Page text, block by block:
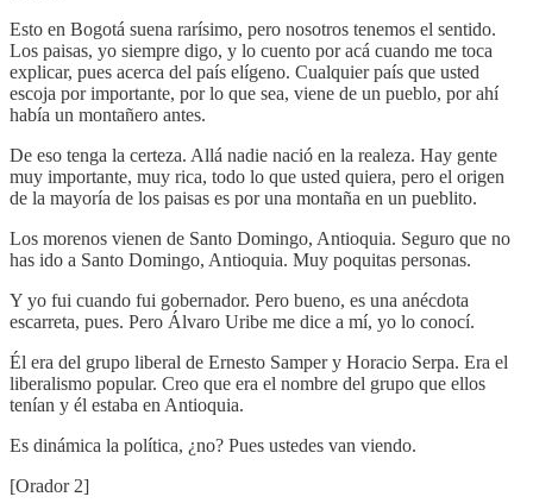
Esto en Bogotá suena rarísimo, pero nosotros tenemos el sentido.
Los paisas, yo siempre digo, y lo cuento por acá cuando me toca
explicar, pues acerca del país elígeno. Cualquier país que usted
escoja por importante, por lo que sea, viene de un pueblo, por ahí
había un montañero antes.
De eso tenga la certeza. Allá nadie nació en la realeza. Hay gente
muy importante, muy rica, todo lo que usted quiera, pero el origen
de la mayoría de los paisas es por una montaña en un pueblito.
Los morenos vienen de Santo Domingo, Antioquia. Seguro que no
has ido a Santo Domingo, Antioquia. Muy poquitas personas.
Y yo fui cuando fui gobernador. Pero bueno, es una anécdota
escarreta, pues. Pero Álvaro Uribe me dice a mí, yo lo conocí.
Él era del grupo liberal de Ernesto Samper y Horacio Serpa. Era el
liberalismo popular. Creo que era el nombre del grupo que ellos
tenían y él estaba en Antioquia.
Es dinámica la política, ¿no? Pues ustedes van viendo.
[Orador 2]